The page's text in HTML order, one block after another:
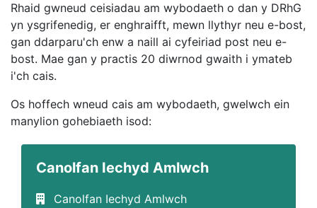
Rhaid gwneud ceisiadau am wybodaeth o dan y DRhG
yn ysgrifenedig, er enghraifft, mewn llythyr neu e-bost,
gan ddarparu'ch enw a naill ai cyfeiriad post neu e-
bost. Mae gan y practis 20 diwrnod gwaith i ymateb
i'ch cais.
Os hoffech wneud cais am wybodaeth, gwelwch ein
manylion gohebiaeth isod:
Canolfan Iechyd Amlwch
Canolfan Iechyd Amlwch